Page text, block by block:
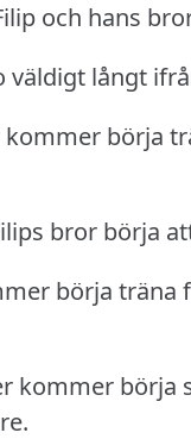
och hans
väldigt långt
kommer börja
bror börja
börja träna
kommer börja